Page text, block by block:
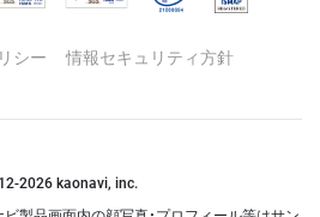
シー 情報セキュリティ方針
2026kaonavi, inc.